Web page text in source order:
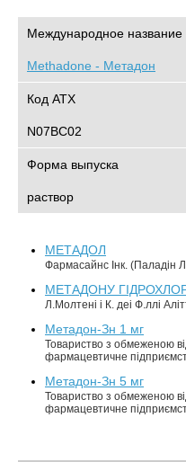
Международное название
Methadone - Метадон
Код АТХ
N07BC02
Форма выпуска
раствор
МЕТАДОЛ
Фармасайнс Інк. (Паладін
МЕТАДОНУ
Л.Молтені і К. деі Ф.ллі
Метадон-Зн 1 мг
Товариство з обмеженою
фармацевтичне
Метадон-Зн 5 мг
Товариство з обмеженою
фармацевтичне